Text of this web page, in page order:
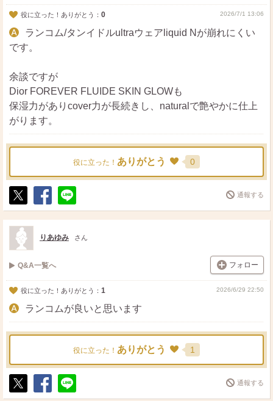
役に立った！ありがとう： 0 2026/7/1 13:06
ランコム/タンイドルultraウェアliquid Nが崩れにくい
です。
余談ですが
Dior FOREVER FLUIDE SKIN GLOWも
保湿力がありcover力が長続きし、naturalで艶やかに仕上
がります。
役に立った！ ありがとう 0
ポ
ス
ト
シ
ェ
送
る
通報する
りあゆみ さん
Q&A一覧へ フォロー
役に立った！ありがとう： 1 2026/6/29 22:50
ランコムが良いと思います
役に立った！ ありがとう 1
ポ シ 送
通報する